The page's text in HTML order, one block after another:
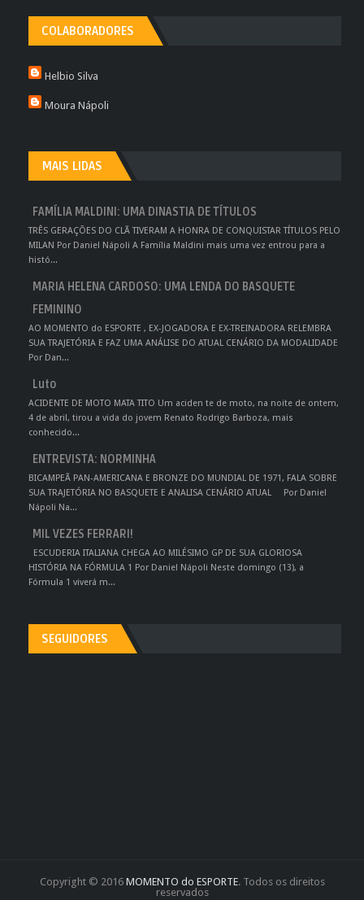
COLABORADORES
Helbio Silva
Moura Nápoli
MAIS LIDAS
FAMÍLIA MALDINI: UMA DINASTIA DE TÍTULOS
TRÊS GERAÇÕES DO CLÃ TIVERAM A HONRA DE CONQUISTAR TÍTULOS PELO
MILAN Por Daniel Nápoli A Família Maldini mais uma vez entrou para a
histó...
MARIA HELENA CARDOSO: UMA LENDA DO BASQUETE
FEMININO
AO MOMENTO do ESPORTE , EX-JOGADORA E EX-TREINADORA RELEMBRA
SUA TRAJETÓRIA E FAZ UMA ANÁLISE DO ATUAL CENÁRIO DA MODALIDADE
Por Dan...
Luto
ACIDENTE DE MOTO MATA TITO Um aciden te de moto, na noite de ontem,
4 de abril, tirou a vida do jovem Renato Rodrigo Barboza, mais
conhecido...
ENTREVISTA: NORMINHA
BICAMPEÃ PAN-AMERICANA E BRONZE DO MUNDIAL DE 1971, FALA SOBRE
SUA TRAJETÓRIA NO BASQUETE E ANALISA CENÁRIO ATUAL Por Daniel
Nápoli Na...
MIL VEZES FERRARI!
ESCUDERIA ITALIANA CHEGA AO MILÉSIMO GP DE SUA GLORIOSA
HISTÓRIA NA FÓRMULA 1 Por Daniel Nápoli Neste domingo (13), a
Fórmula 1 viverá m...
SEGUIDORES
Copyright © 2016 MOMENTO do ESPORTE. Todos os direitos
reservados